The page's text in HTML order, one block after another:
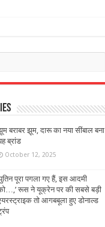
बराबर झूम, दारू का नया सींबाल बना
ब्रांड
October 12, 2025
पूरा पगला गए हैं, इस आदमी
रूस ने यूक्रेन पर की सबसे बड़ी
तो आगबबूला हुए डोनाल्ड